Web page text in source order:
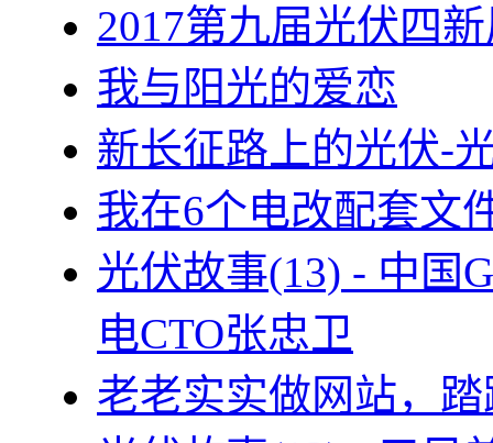
2017第九届光伏四
我与阳光的爱恋
新长征路上的光伏-
我在6个电改配套文
光伏故事(13) - 中国
电CTO张忠卫
老老实实做网站，